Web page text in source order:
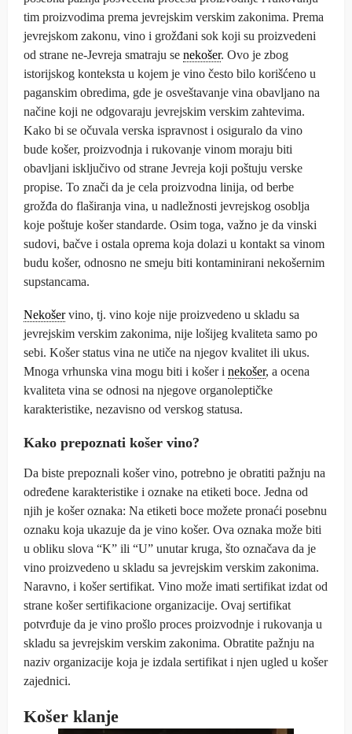
tim proizvodima prema jevrejskim verskim zakonima. Prema
jevrejskom zakonu, vino i grožđani sok koji su proizvedeni
od strane ne-Jevreja smatraju se nekošer. Ovo je zbog
istorijskog konteksta u kojem je vino često bilo korišćeno u
paganskim obredima, gde je osveštavanje vina obavljano na
načine koji ne odgovaraju jevrejskim verskim zahtevima.
Kako bi se očuvala verska ispravnost i osiguralo da vino
bude košer, proizvodnja i rukovanje vinom moraju biti
obavljani isključivo od strane Jevreja koji poštuju verske
propise. To znači da je cela proizvodna linija, od berbe
grožđa do flaširanja vina, u nadležnosti jevrejskog osoblja
koje poštuje košer standarde. Osim toga, važno je da vinski
sudovi, bačve i ostala oprema koja dolazi u kontakt sa vinom
budu košer, odnosno ne smeju biti kontaminirani nekošernim
supstancama.
Nekošervino, tj. vino koje nije proizvedeno u skladu sa
jevrejskim verskim zakonima, nije lošijeg kvaliteta samo po
sebi. Košer status vina ne utiče na njegov kvalitet ili ukus.
Mnoga vrhunska vina mogu biti i košer i nekošer, a ocena
kvaliteta vina se odnosi na njegove organoleptičke
karakteristike, nezavisno od verskog statusa.
Kako prepoznati košer vino?
Da biste prepoznali košer vino, potrebno je obratiti pažnju na
određene karakteristike i oznake na etiketi boce. Jedna od
njih je košer oznaka: Na etiketi boce možete pronaći posebnu
oznaku koja ukazuje da je vino košer. Ova oznaka može biti
u obliku slova “K” ili “U” unutar kruga, što označava da je
vino proizvedeno u skladu sa jevrejskim verskim zakonima.
Naravno, i košer sertifikat. Vino može imati sertifikat izdat od
strane košer sertifikacione organizacije. Ovaj sertifikat
potvrđuje da je vino prošlo proces proizvodnje i rukovanja u
skladu sa jevrejskim verskim zakonima. Obratite pažnju na
naziv organizacije koja je izdala sertifikat i njen ugled u košer
zajednici.
Košer klanje